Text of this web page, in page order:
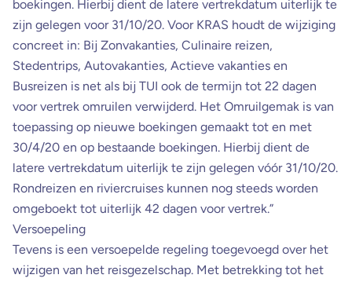
boekingen. Hierbij dient de latere vertrekdatum uiterlijk te
zijn gelegen voor 31/10/20. Voor KRAS houdt de wijziging
concreet in: Bij Zonvakanties, Culinaire reizen,
Stedentrips, Autovakanties, Actieve vakanties en
Busreizen is net als bij TUI ook de termijn tot 22 dagen
voor vertrek omruilen verwijderd. Het Omruilgemak is van
toepassing op nieuwe boekingen gemaakt tot en met
30/4/20 en op bestaande boekingen. Hierbij dient de
latere vertrekdatum uiterlijk te zijn gelegen vóór 31/10/20.
Rondreizen en riviercruises kunnen nog steeds worden
omgeboekt tot uiterlijk 42 dagen voor vertrek.”
Versoepeling
Tevens is een versoepelde regeling toegevoegd over het
wijzigen van het reisgezelschap. Met betrekking tot het